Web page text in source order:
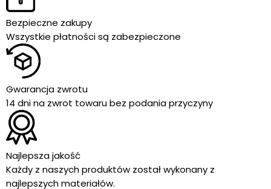
Bezpieczne zakupy
Wszystkie płatności są zabezpieczone
Gwarancja zwrotu
14 dni na zwrot towaru bez podania przyczyny
Najlepsza jakość
Każdy z naszych produktów został wykonany z
najlepszych materiałów.